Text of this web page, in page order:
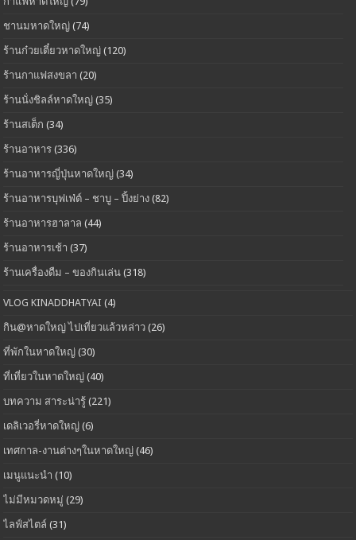
ชานมหาดใหญ่ (74)
ร้านก๋วยเตี๋ยวหาดใหญ่ (120)
ร้านกาแฟสงขลา (20)
ร้านนั่งชิลล์หาดใหญ่ (35)
ร้านสเต็ก (34)
ร้านอาหาร (336)
ร้านอาหารญี่ปุ่นหาดใหญ่ (34)
ร้านอาหารบุฟเฟ่ต์ – ชาบู – ปิ้งย่าง (82)
ร้านอาหารฮาลาล (44)
ร้านอาหารเช้า (37)
ร้านเครื่องดืม – ของกินเล่น (318)
VLOG KINADDHATYAI (4)
กิน@หาดใหญ่ ไปเที่ยวแล้วหล่าว (26)
ที่พักในหาดใหญ่ (30)
ที่เที่ยวในหาดใหญ่ (40)
บทความ สาระน่ารู้ (221)
เดลิเวอรี่หาดใหญ่ (6)
เทศกาล-งานต่างๆในหาดใหญ่ (46)
เมนูแนะนำ (10)
ไม่มีหมวดหมู่ (29)
ไลฟ์สไตล์ (31)